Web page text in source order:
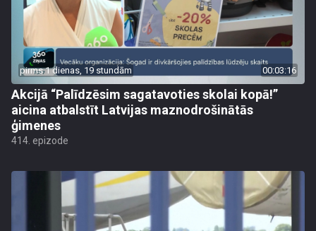
pirms 1 dienas, 19 stundām 00:03:16
Akcijā “Palīdzēsim sagatavoties skolai kopā!”
aicina atbalstīt Latvijas maznodrošinātās
ģimenes
414. epizode